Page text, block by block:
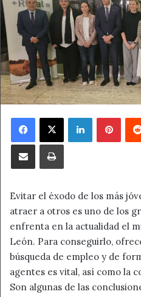
Facebook
X LinkedIn
Compartir por correo electrónicoImprimir
Evitar el éxodo de los más
atraer a otros es uno de los
enfrenta en la actualidad el
León. Para conseguirlo,
búsqueda de empleo y de
agentes es vital, así como la
Son algunas de las